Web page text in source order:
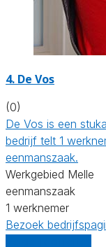
4. De Vos
(0)
De Vos is een
bedrijf telt 1
eenmanszaak.
Werkgebied Melle
eenmanszaak
1 werknemer
Bezoek